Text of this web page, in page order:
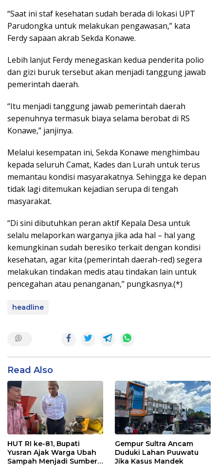
“Saat ini staf kesehatan sudah berada di lokasi UPT
Parudongka untuk melakukan pengawasan,” kata
Ferdy sapaan akrab Sekda Konawe.
Lebih lanjut Ferdy menegaskan kedua penderita polio
dan gizi buruk tersebut akan menjadi tanggung jawab
pemerintah daerah.
“Itu menjadi tanggung jawab pemerintah daerah
sepenuhnya termasuk biaya selama berobat di RS
Konawe,” janjinya.
Melalui kesempatan ini, Sekda Konawe menghimbau
kepada seluruh Camat, Kades dan Lurah untuk terus
memantau kondisi masyarakatnya. Sehingga ke depan
tidak lagi ditemukan kejadian serupa di tengah
masyarakat.
“Di sini dibutuhkan peran aktif Kepala Desa untuk
selalu melaporkan warganya jika ada hal – hal yang
kemungkinan sudah beresiko terkait dengan kondisi
kesehatan, agar kita (pemerintah daerah-red) segera
melakukan tindakan medis atau tindakan lain untuk
pencegahan atau penanganan,” pungkasnya.(*)
headline
Read Also
HUT RI ke-81, Bupati
Yusran Ajak Warga Ubah
Sampah Menjadi Sumber
Gempur Sultra Ancam
Duduki Lahan Puuwatu
Jika Kasus Mandek